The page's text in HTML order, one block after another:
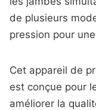
de plusieurs
pression pour
Cet appareil de
est conçue pour
améliorer la